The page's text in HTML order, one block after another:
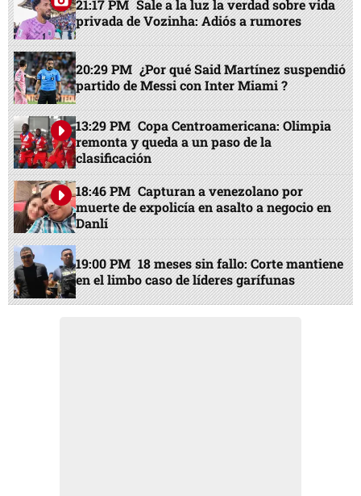
21:17 PM Sale a la luz la verdad sobre vida
privada de Vozinha: Adiós a rumores
20:29 PM ¿Por qué Said Martínez suspendió
partido de Messi con Inter Miami ?
13:29 PM Copa Centroamericana: Olimpia
remonta y queda a un paso de la
clasificación
18:46 PM Capturan a venezolano por
muerte de expolicía en asalto a negocio en
Danlí
19:00 PM 18 meses sin fallo: Corte mantiene
en el limbo caso de líderes garífunas